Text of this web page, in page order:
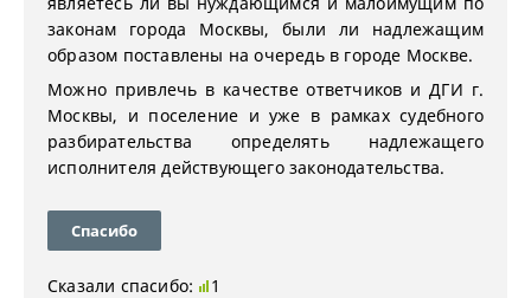
законам города Москвы, были ли надлежащим
образом поставлены на очередь в городе Москве.
Можно привлечь в качестве ответчиков и ДГИ г.
Москвы, и поселение и уже в рамках судебного
разбирательства определять надлежащего
исполнителя действующего законодательства.
Спасибо
Сказали спасибо: 1